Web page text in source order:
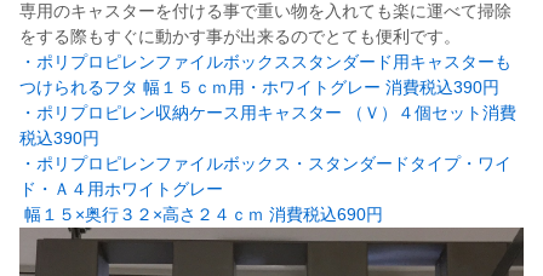
専用のキャスターを付ける事で重い物を入れても楽に運べて掃除
をする際もすぐに動かす事が出来るのでとても便利です。
・ポリプロピレンファイルボックススタンダード用キャスターも
つけられるフタ 幅１５ｃｍ用・ホワイトグレー 消費税込390円
・ポリプロピレン収納ケース用キャスター （Ｖ）４個セット消費
税込390円
・ポリプロピレンファイルボックス・スタンダードタイプ・ワイ
ド・Ａ４用ホワイトグレー
幅１５×奥行３２×高さ２４ｃｍ 消費税込690円